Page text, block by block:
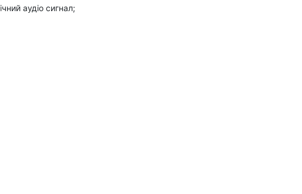
аудіо сигнал;